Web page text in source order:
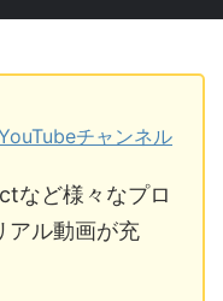
チャンネル
など様々なプロ
アル動画が充